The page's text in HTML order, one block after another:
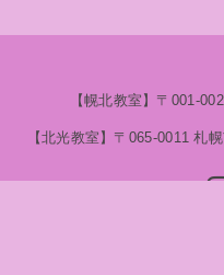
【幌北教室】​〒001-
【北光教室】〒065-0011 札